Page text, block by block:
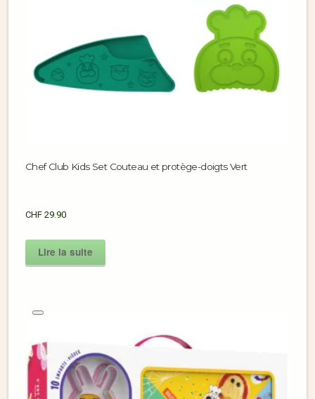
Chef Club Kids Set Couteau et protège-doigts Vert
CHF 29.90
Lire la suite